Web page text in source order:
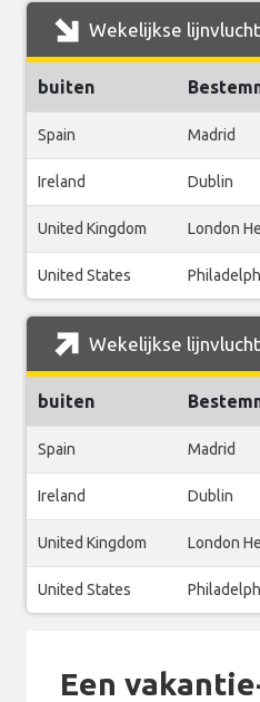
Wekelijkse
buiten
Spain Madrid
Ireland Dublin
United Kingdom London
United States
Wekelijkse
buiten
Spain Madrid
Ireland Dublin
United Kingdom London
United States
Een